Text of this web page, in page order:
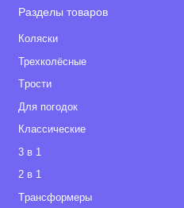
Разделы товаров
Коляски
Трехколёсные
Tрости
Для погодок
Классические
3 в 1
2 в 1
Tрансформеры